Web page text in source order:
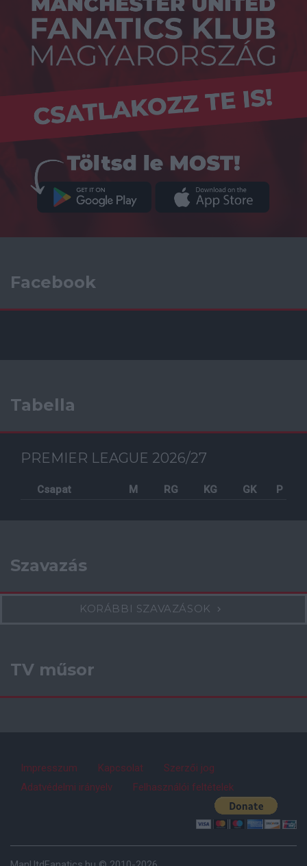
Facebook
Tabella
PREMIER LEAGUE 2026/27
Csapat M RG KG GK P
Szavazás
KORÁBBI SZAVAZÁSOK
TV műsor
Impresszum Kapcsolat
Szerzői jog
Adatvédelmi irányelv
Felhasználói feltételek